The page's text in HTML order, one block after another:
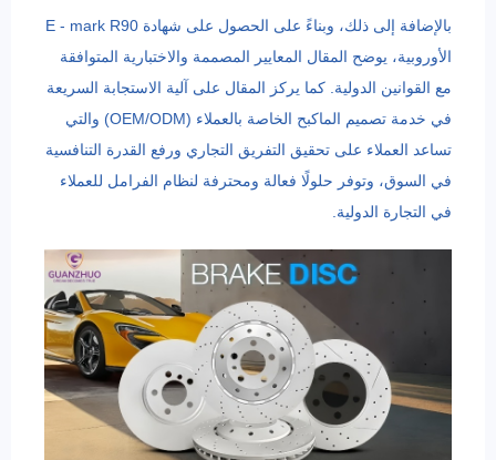
بالإضافة إلى ذلك، وبناءً على الحصول على شهادة E - mark R90
الأوروبية، يوضح المقال المعايير المصممة والاختبارية المتوافقة
مع القوانين الدولية. كما يركز المقال على آلية الاستجابة السريعة
في خدمة تصميم الماكبح الخاصة بالعملاء (OEM/ODM) والتي
تساعد العملاء على تحقيق التفريق التجاري ورفع القدرة التنافسية
في السوق، وتوفر حلولًا فعالة ومحترفة لنظام الفرامل للعملاء
في التجارة الدولية.